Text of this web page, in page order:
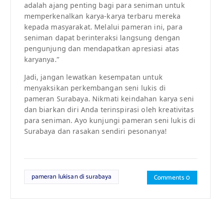
adalah ajang penting bagi para seniman untuk
memperkenalkan karya-karya terbaru mereka
kepada masyarakat. Melalui pameran ini, para
seniman dapat berinteraksi langsung dengan
pengunjung dan mendapatkan apresiasi atas
karyanya.”
Jadi, jangan lewatkan kesempatan untuk
menyaksikan perkembangan seni lukis di
pameran Surabaya. Nikmati keindahan karya seni
dan biarkan diri Anda terinspirasi oleh kreativitas
para seniman. Ayo kunjungi pameran seni lukis di
Surabaya dan rasakan sendiri pesonanya!
pameran lukisan di surabaya Comments 0